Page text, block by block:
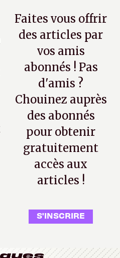
Faites vous offrir
des articles par
vos amis
abonnés ! Pas
d'amis ?
Chouinez auprès
des abonnés
pour obtenir
gratuitement
accès aux
articles !
S'INSCRIRE